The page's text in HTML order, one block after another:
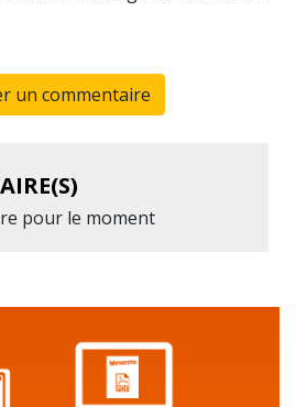
un commentaire
pour le moment